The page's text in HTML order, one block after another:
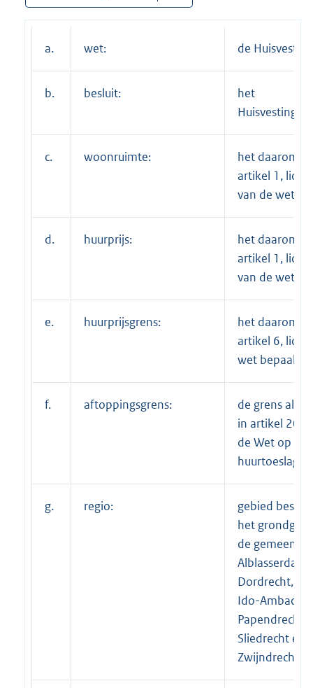
a. wet: de
b. besluit:
het
c. woonruimte:
het
artikel 1, lid 1,
van de wet
d. huurprijs:
het
artikel 1, lid 1,
van de wet
e. huurprijsgrens:
het
artikel 6, lid
wet bepaalde;
f. aftoppingsgrens:
de grens als
in artikel 20,
de Wet op de
huurtoeslag;
g. regio:
gebied
het
de gemeenten
Alblasserdam,
Dordrecht,
Ido-Ambacht,
Papendrecht,
Sliedrecht en
Zwijndrecht;